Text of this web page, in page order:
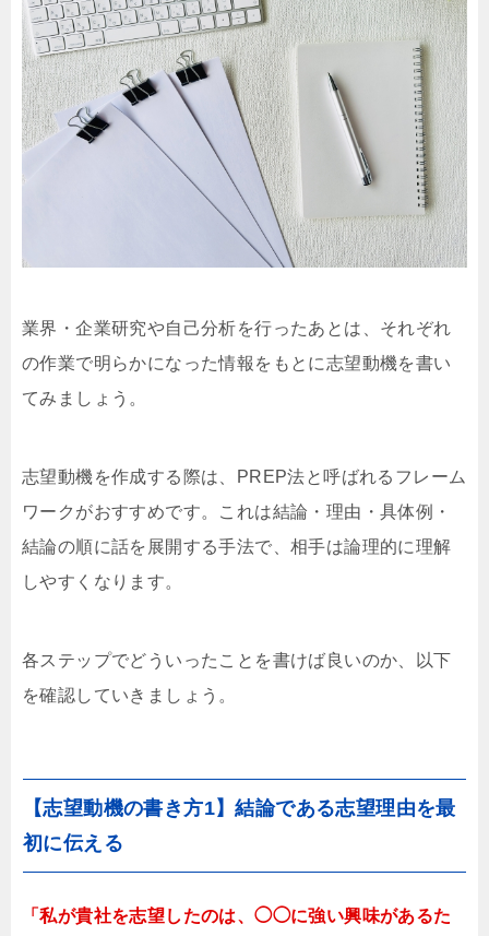
業界・企業研究や自己分析を行ったあとは、それぞれ
の作業で明らかになった情報をもとに志望動機を書い
てみましょう。
志望動機を作成する際は、PREP法と呼ばれるフレーム
ワークがおすすめです。これは結論・理由・具体例・
結論の順に話を展開する手法で、相手は論理的に理解
しやすくなります。
各ステップでどういったことを書けば良いのか、以下
を確認していきましょう。
【志望動機の書き方1】結論である志望理由を最
初に伝える
「私が貴社を志望したのは、◯◯に強い興味があるた